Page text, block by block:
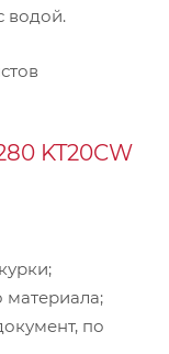
водой.
KT20CW
материала;
по